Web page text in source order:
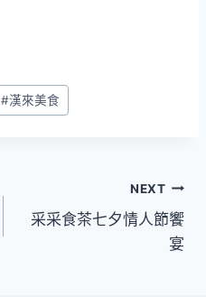
#漢來美食
NEXT
采采食茶七夕情人節饗
宴